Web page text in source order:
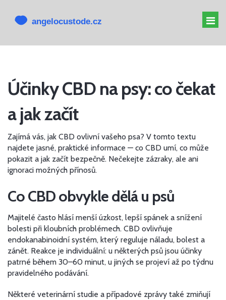
MELATONIN PSOVI
CBD PRO PSA
ALTERNATIVY K CBD
Účinky CBD na psy: co čekat
a jak začít
Zajímá vás, jak CBD ovlivní vašeho psa? V tomto textu
najdete jasné, praktické informace — co CBD umí, co může
pokazit a jak začít bezpečně. Nečekejte zázraky, ale ani
ignoraci možných přínosů.
Co CBD obvykle dělá u psů
Majitelé často hlásí menší úzkost, lepší spánek a snížení
bolesti při kloubních problémech. CBD ovlivňuje
endokanabinoidní systém, který reguluje náladu, bolest a
zánět. Reakce je individuální: u některých psů jsou účinky
patrné během 30–60 minut, u jiných se projeví až po týdnu
pravidelného podávání.
Některé veterinární studie a případové zprávy také zmiňují